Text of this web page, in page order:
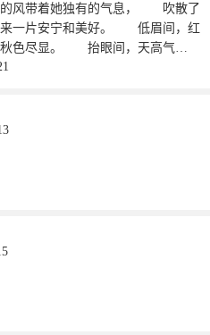
带着她独有的气息， 吹散了
来一片安宁和美好。 低眉间，红
秋色尽显。 抬眼间，天高气